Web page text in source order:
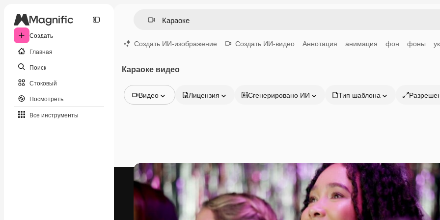
Создать
Главная
Поиск
Стоковый
Посмотреть
Все инструменты
Создать ИИ-изображение Создать ИИ-видео Аннотация анимация фон фоны
Караоке видео
Видео
Видео
Видеоролик
Моушн-дизайн
Видеошаблоны
Иконки
3D-модели
Лицензия Сгенерировано ИИ Тип шаблона
Продукция Начать